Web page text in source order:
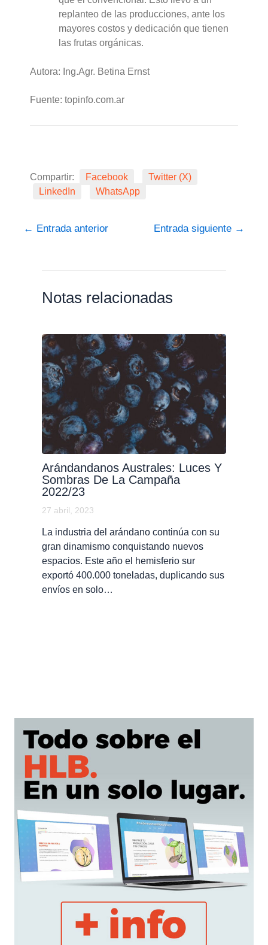
replanteo de las producciones, ante los
mayores costos y dedicación que tienen
las frutas orgánicas.
Autora: Ing.Agr. Betina Ernst
Fuente: topinfo.com.ar
Compartir: Facebook
Twitter (X)
LinkedIn
WhatsApp
← Entrada anterior Entrada siguiente →
Notas relacionadas
Arándandanos Australes: Luces Y
Sombras De La Campaña
2022/23
27 abril, 2023
La industria del arándano continúa con su
gran dinamismo conquistando nuevos
espacios. Este año el hemisferio sur
exportó 400.000 toneladas, duplicando sus
envíos en solo…